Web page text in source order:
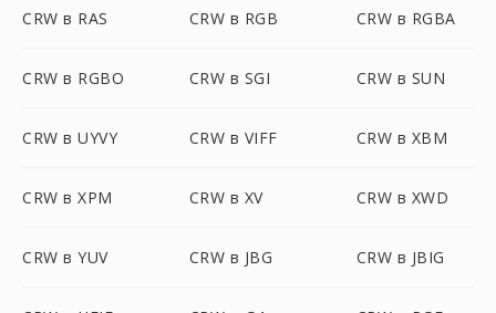
CRW в RAS CRW в RGB CRW в RGBA
CRW в RGBO CRW в SGI CRW в SUN
CRW в UYVY CRW в VIFF CRW в XBM
CRW в XPM CRW в XV CRW в XWD
CRW в YUV CRW в JBG CRW в JBIG